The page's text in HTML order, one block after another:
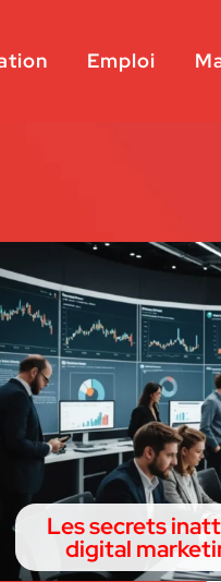
Emploi
Les secrets
digital